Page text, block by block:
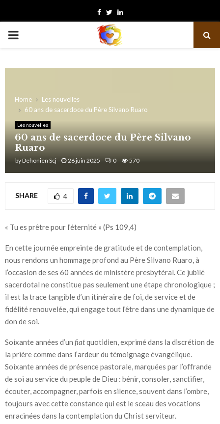
Facebook
TwitterLinkedin
PRIMARY
Home
Les nouvelles
60 ans de sacerdoce du Père Silvano Ruaro
Les nouvelles
60 ans de sacerdoce du Père Silvano
Ruaro
byDehonien Scj 26 juin 2025 0 570
SHARE 4
« Tu es prêtre pour l’éternité » (Ps 109,4)
En cette journée empreinte de gratitude et de contemplation,
nous rendons un hommage profond au Père Silvano Ruaro, à
l’occasion de ses 60 années de ministère presbytéral. Ce jubilé
sacerdotal ne constitue pas seulement une étape chronologique ;
il est la trace tangible d’un itinéraire de foi, de service et de
fidélité renouvelée, qui engage tout l’être dans une dynamique de
don de soi.
Soixante années d’un fiatquotidien, exprimé dans la discrétion de
la prière comme dans l’ardeur du témoignage évangélique.
Soixante années de présence pastorale, marquées par l’offrande
de soi au service du peuple de Dieu : bénir, consoler, sanctifier,
écouter, accompagner, parfois en silence, souvent dans l’ombre,
toujours avec cette constance qui est le sceau des vocations
enracinées dans la contemplation du Christ serviteur.